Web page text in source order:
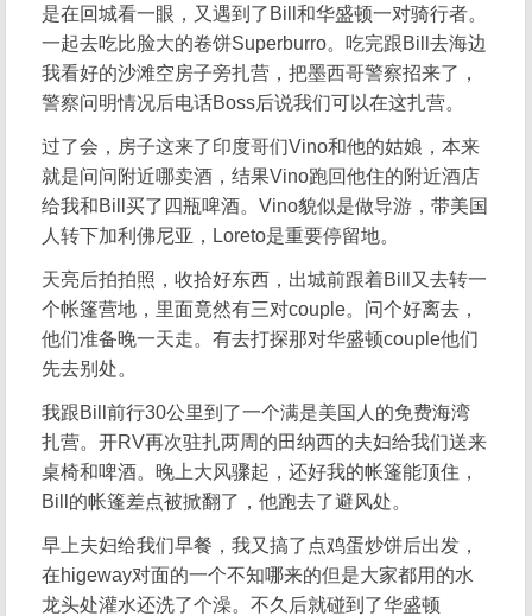
是在回城看一眼，又遇到了Bill和华盛顿一对骑行者。
一起去吃比脸大的卷饼Superburro。吃完跟Bill去海边
我看好的沙滩空房子旁扎营，把墨西哥警察招来了，
警察问明情况后电话Boss后说我们可以在这扎营。
过了会，房子这来了印度哥们Vino和他的姑娘，本来
就是问问附近哪卖酒，结果Vino跑回他住的附近酒店
给我和Bill买了四瓶啤酒。Vino貌似是做导游，带美国
人转下加利佛尼亚，Loreto是重要停留地。
天亮后拍拍照，收拾好东西，出城前跟着Bill又去转一
个帐篷营地，里面竟然有三对couple。问个好离去，
他们准备晚一天走。有去打探那对华盛顿couple他们
先去别处。
我跟Bill前行30公里到了一个满是美国人的免费海湾
扎营。开RV再次驻扎两周的田纳西的夫妇给我们送来
桌椅和啤酒。晚上大风骤起，还好我的帐篷能顶住，
Bill的帐篷差点被掀翻了，他跑去了避风处。
早上夫妇给我们早餐，我又搞了点鸡蛋炒饼后出发，
在higeway对面的一个不知哪来的但是大家都用的水
龙头处灌水还洗了个澡。不久后就碰到了华盛顿